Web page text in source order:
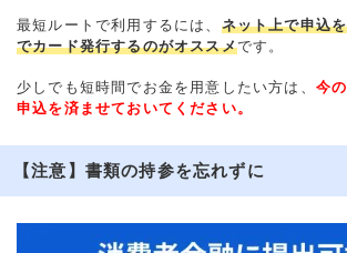
最短ルートで利用するには、 ネット上で申込
でカード発行するのがオススメです。
少しでも短時間でお金を用意したい方は、 今
申込を済ませておいてください。
【注意】書類の持参を忘れずに